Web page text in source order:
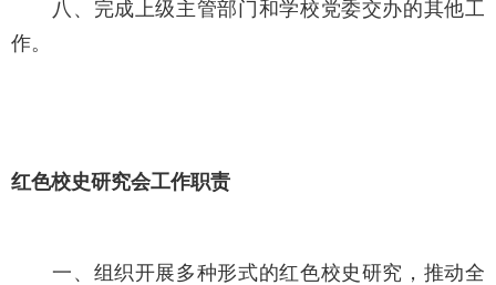
八、完成上级主管部门和学校党委交办的其他工
作。
红色校史研究会工作职责
一、组织开展多种形式的红色校史研究，推动全